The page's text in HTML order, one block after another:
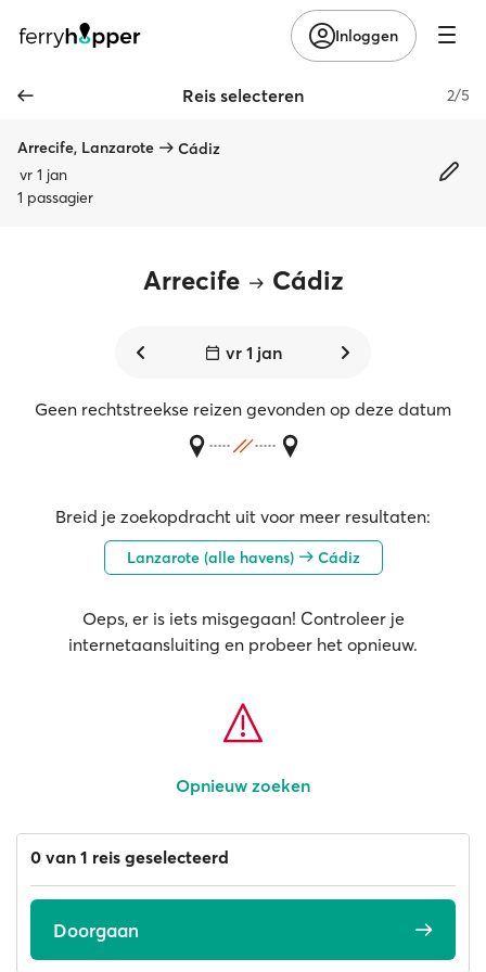
Inloggen
Reis selecteren 2/5
Arrecife, Lanzarote
Cádiz
vr 1 jan
1 passagier
Arrecife Cádiz
vr 1 jan
Geen rechtstreekse reizen gevonden op deze datum
Breid je zoekopdracht uit voor meer resultaten:
Lanzarote (alle havens) Cádiz
Oeps, er is iets misgegaan! Controleer je
internetaansluiting en probeer het opnieuw.
Opnieuw zoeken
0 van 1 reis geselecteerd
Doorgaan